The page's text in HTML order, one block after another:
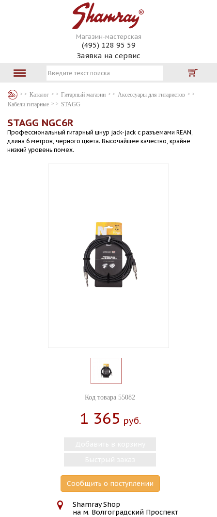
Магазин-мастерская
(495) 128 95 59
Заявка на сервис
Каталог Гитарный магазин
Аксессуары для гитаристов
Кабели гитарные
STAGG
STAGG NGC6R
Профессиональный гитарный шнур jack-jack с разъемами REAN,
длина 6 метров, черного цвета. Высочайшее качество, крайне
низкий уровень помех.
Код товара 55082
1 365 Руб.
Сообщить о поступлении
Shamray Shop
на м. Волгоградский Проспект